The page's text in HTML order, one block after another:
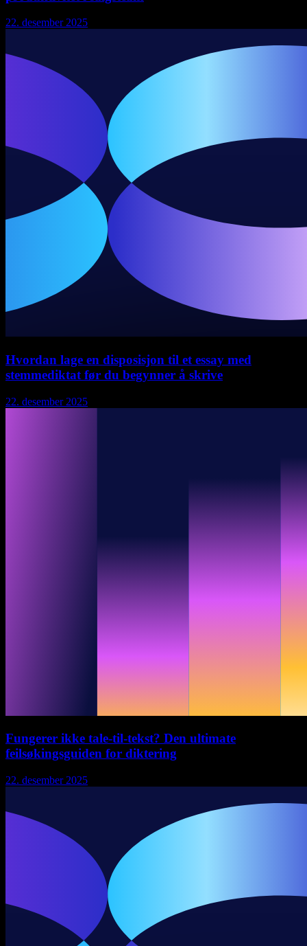
22. desember 2025
Hvordan lage en disposisjon til et essay med
stemmediktat før du begynner å skrive
22. desember 2025
Fungerer ikke tale-til-tekst? Den ultimate
feilsøkingsguiden for diktering
22. desember 2025